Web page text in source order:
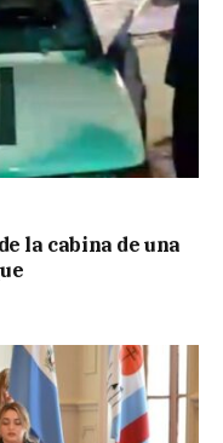
la cabina de una